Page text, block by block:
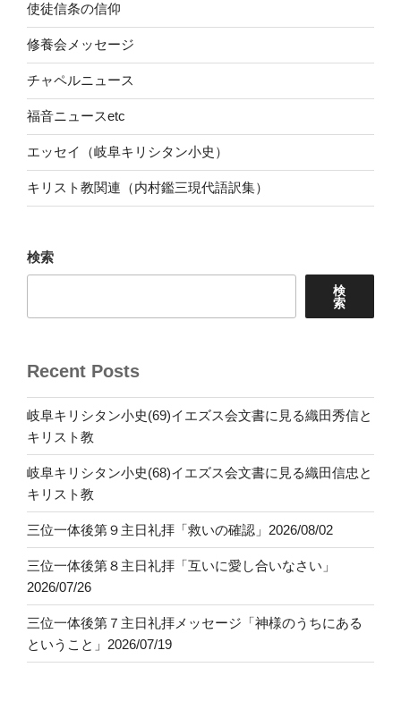
使徒信条の信仰
修養会メッセージ
チャペルニュース
福音ニュースetc
エッセイ（岐阜キリシタン小史）
キリスト教関連（内村鑑三現代語訳集）
検索
検
索
Recent Posts
岐阜キリシタン小史(69)イエズス会文書に見る織田秀信と
キリスト教
岐阜キリシタン小史(68)イエズス会文書に見る織田信忠と
キリスト教
三位一体後第９主日礼拝「救いの確認」2026/08/02
三位一体後第８主日礼拝「互いに愛し合いなさい」
2026/07/26
三位一体後第７主日礼拝メッセージ「神様のうちにある
ということ」2026/07/19